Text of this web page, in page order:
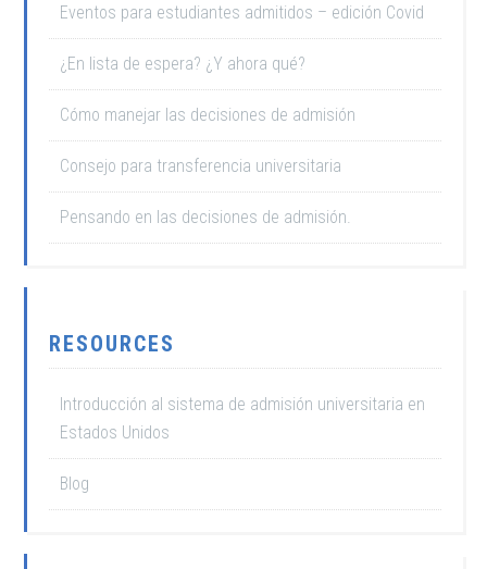
Eventos para estudiantes admitidos – edición Covid
¿En lista de espera? ¿Y ahora qué?
Cómo manejar las decisiones de admisión
Consejo para transferencia universitaria
Pensando en las decisiones de admisión.
RESOURCES
Introducción al sistema de admisión universitaria en
Estados Unidos
Blog